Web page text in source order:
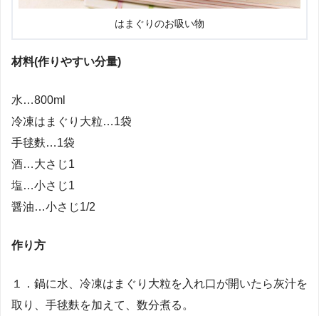
はまぐりのお吸い物
材料(作りやすい分量)
水…800ml
冷凍はまぐり大粒…1袋
手毬麩…1袋
酒…大さじ1
塩…小さじ1
醤油…小さじ1/2
作り方
１．鍋に水、冷凍はまぐり大粒を入れ口が開いたら灰汁を
取り、手毬麩を加えて、数分煮る。